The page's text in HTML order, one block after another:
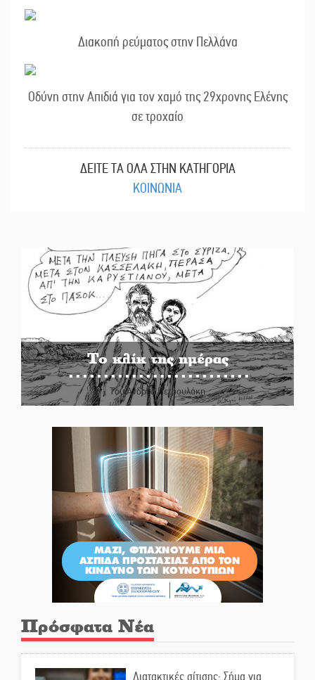
Διακοπή ρεύματος στην Πελλάνα
Οδύνη στην Απιδιά για τον χαμό της 29χρονης Ελένης
σε τροχαίο
ΔΕΙΤΕ ΤΑ ΟΛΑ ΣΤΗΝ ΚΑΤΗΓΟΡΙΑ
ΚΟΙΝΩΝΙΑ
Το κλίκ της ημέρας
Του Ανδρέα Πετρουλάκη
Πρόσφατα Νέα
Διατακτικές σίτισης: Σήμα για